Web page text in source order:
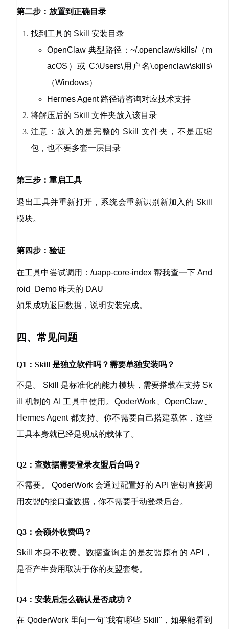
第二步：放置到正确目录
找到工具的 Skill 安装目录
OpenClaw 典型路径： ~/.openclaw/skills/（m
acOS）或 C:\Users\用户名\.openclaw\skills\
（Windows）
Hermes Agent 路径请咨询对应技术支持
将解压后的 Skill 文件夹放入该目录
注意：放入的是完整的 Skill 文件夹，不是压缩
包，也不要多套一层目录
第三步：重启工具
退出工具并重新打开，系统会重新识别新加入的 Skill
模块。
第四步：验证
在工具中尝试调用：/uapp-core-index 帮我查一下 And
roid_Demo 昨天的 DAU
如果成功返回数据，说明安装完成。
四、常见问题
Q1：Skill 是独立软件吗？需要单独安装吗？
不是。 Skill 是标准化的能力模块，需要搭载在支持 Sk
ill 机制的 AI 工具中使用。QoderWork、OpenClaw、
Hermes Agent 都支持。你不需要自己搭建载体，这些
工具本身就已经是现成的载体了。
Q2：查数据需要登录友盟后台吗？
不需要。 QoderWork 会通过配置好的 API 密钥直接调
用友盟的接口查数据，你不需要手动登录后台。
Q3：会额外收费吗？
Skill 本身不收费。数据查询走的是友盟原有的 API，
是否产生费用取决于你的友盟套餐。
Q4：安装后怎么确认是否成功？
在 QoderWork 里问一句"我有哪些 Skill"，如果能看到